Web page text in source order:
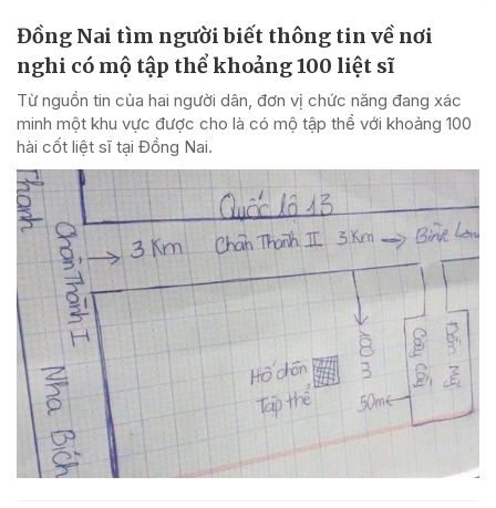
Đồng Nai tìm người biết thông tin về nơi
nghi có mộ tập thể khoảng 100 liệt sĩ
Từ nguồn tin của hai người dân, đơn vị chức năng đang xác
minh một khu vực được cho là có mộ tập thể với khoảng 100
hài cốt liệt sĩ tại Đồng Nai.